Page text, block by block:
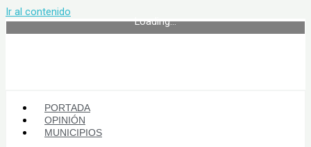
Ir al contenido
Loading...
PORTADA
OPINIÓN
MUNICIPIOS